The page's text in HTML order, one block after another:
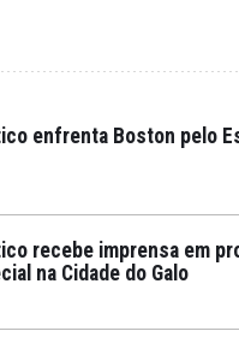
enfrenta Boston pelo
recebe imprensa em
na Cidade do Galo